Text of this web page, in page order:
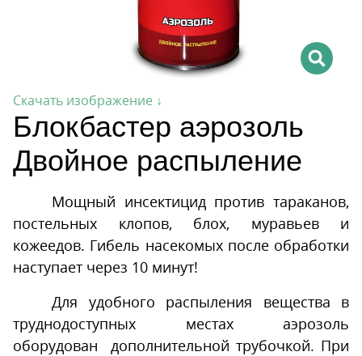
Скачать изображение ↓
Блокбастер аэрозоль
Двойное распыление
Мощный инсектицид против тараканов,
постельных клопов, блох, муравьев и
кожеедов. Гибель насекомых после обработки
наступает через 10 минут!
Для удобного распыления вещества в
труднодоступных местах аэрозоль
оборудован дополнительной трубочкой. При